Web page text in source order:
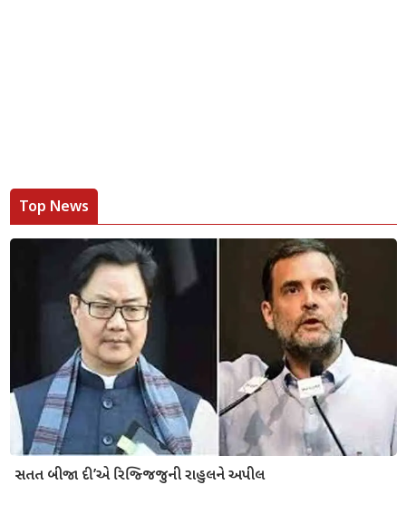
Top News
સતત બીજા દી’એ રિજ્જિજુની રાહુલને અપીલ